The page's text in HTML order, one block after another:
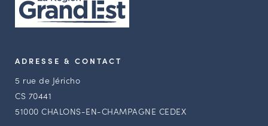
ADRESSE & CONTACT
5 rue de Jéricho
CS 70441
51000 CHALONS-EN-CHAMPAGNE CEDEX